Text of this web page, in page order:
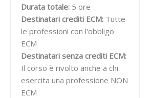
Durata totale: 5 ore
Destinatari crediti ECM: Tutte
le professioni con l'obbligo
ECM
Destinatari senza crediti ECM:
Il corso è rivolto anche a chi
esercita una professione NON
ECM